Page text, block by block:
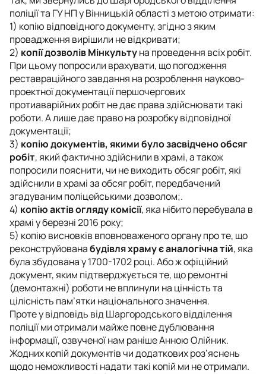
поліції та ГУ НП у Вінницькій області з метою отримати:
1) копію відповідного документу, згідно з яким
провадження вирішили не відкривати;
2) копії дозволів Мінкультуна проведення всіх робіт.
При цьому попросили врахувати, що погодження
реставраційного завдання на розроблення науково-
проектної документації першочергових
протиаварійних робіт не дає права здійснювати такі
роботи. А лише дає право на розробку відповідної
документації;
3) копіюдокументів, якими було засвідчено обсяг
робіт, який фактично здійснили в храмі, а також
попросили пояснити, чи не виходить обсяг робіт, які
здійснили в храмі за обсяг робіт, передбачений
згадуваним поліцейськими дозволом;.
4) копію актів огляду комісії, яка нібито перебувала в
храмі у березні 2016 року;
5) копію висновків вповноваженого органу про те, що
реконструйованабудівля храму є аналогічна тій, яка
була збудована у 1700-1702 році. Або ж офіційний
документ, яким підтверджується те, що ремонтні
(демонтажні) роботи не вплинули на цінність та
цілісність пам’ятки національного значення.
Проте у відповідь від Шаргородського відділення
поліції ми отримали майже повне дублювання
інформації, озвученої нам раніше Анною Олійник.
Жодних копій документів чи додаткових роз’яснень
щодо неможливості надати такі копій ми не отримали.